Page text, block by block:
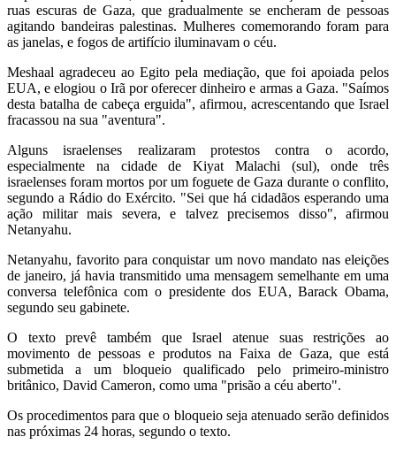
ruas escuras de Gaza, que gradualmente se encheram de pessoas
agitando bandeiras palestinas. Mulheres comemorando foram para
as janelas, e fogos de artifício iluminavam o céu.
Meshaal agradeceu ao Egito pela mediação, que foi apoiada pelos
EUA, e elogiou o Irã por oferecer dinheiro e armas a Gaza. "Saímos
desta batalha de cabeça erguida", afirmou, acrescentando que Israel
fracassou na sua "aventura".
Alguns israelenses realizaram protestos contra o acordo,
especialmente na cidade de Kiyat Malachi (sul), onde três
israelenses foram mortos por um foguete de Gaza durante o conflito,
segundo a Rádio do Exército. "Sei que há cidadãos esperando uma
ação militar mais severa, e talvez precisemos disso", afirmou
Netanyahu.
Netanyahu, favorito para conquistar um novo mandato nas eleições
de janeiro, já havia transmitido uma mensagem semelhante em uma
conversa telefônica com o presidente dos EUA, Barack Obama,
segundo seu gabinete.
O texto prevê também que Israel atenue suas restrições ao
movimento de pessoas e produtos na Faixa de Gaza, que está
submetida a um bloqueio qualificado pelo primeiro-ministro
britânico, David Cameron, como uma "prisão a céu aberto".
Os procedimentos para que o bloqueio seja atenuado serão definidos
nas próximas 24 horas, segundo o texto.